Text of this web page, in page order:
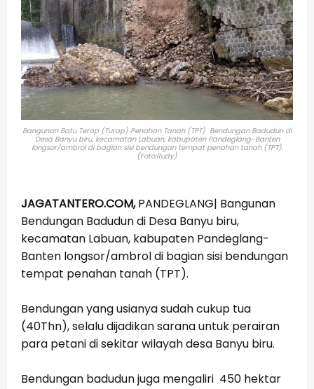
Bangunan Batu Terap (Turap) Penahan Tanah (TPT) Bendungan Badudun di
Desa Banyu biru, kecamatan Labuan, kabupaten Pandeglang-Banten
longsor/ambrol di bagian sisi bendungan tempat penahan tanah (TPT).
(Foto:Rudy)
JAGATANTERO.COM,PANDEGLANG| Bangunan
Bendungan Badudun di Desa Banyu biru,
kecamatan Labuan, kabupaten Pandeglang-
Banten longsor/ambrol di bagian sisi bendungan
tempat penahan tanah (TPT).
Bendungan yang usianya sudah cukup tua
(40Thn), selalu dijadikan sarana untuk perairan
para petani di sekitar wilayah desa Banyu biru.
Bendungan badudun juga mengaliri 450 hektar